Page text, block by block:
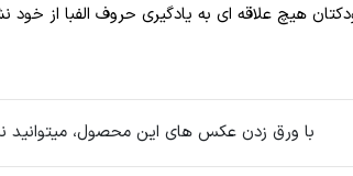
هیچ علاقه ای به یادگیری حروف الفبا از
با ورق زدن عکس های این محصول، میتوانید